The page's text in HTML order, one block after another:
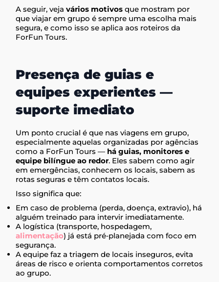
A seguir, vejavários motivos que mostram por
que viajar em grupo é sempre uma escolha mais
segura, e como isso se aplica aos roteiros da
ForFun Tours.
Presença de guias e
equipes experientes —
suporte imediato
Um ponto crucial é que nas viagens em grupo,
especialmente aquelas organizadas por agências
como a ForFun Tours — há guias, monitores e
equipe bilíngue ao redor. Eles sabem como agir
em emergências, conhecem os locais, sabem as
rotas seguras e têm contatos locais.
Isso significa que:
Em caso de problema (perda, doença, extravio), há
alguém treinado para intervir imediatamente.
A logística (transporte, hospedagem,
alimentação) já está pré‑planejada com foco em
segurança.
A equipe faz a triagem de locais inseguros, evita
áreas de risco e orienta comportamentos corretos
ao grupo.